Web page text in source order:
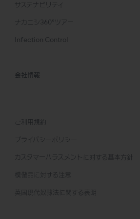
サステナビリティ
ナカニシ360°ツアー
Infection Control
会社情報
ご利用規約
プライバシーポリシー
カスタマーハラスメントに対する基本方針
模倣品に対する注意
英国現代奴隷法に関する表明